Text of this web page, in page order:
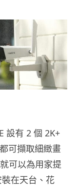
設有 2 個 2K+
可擷取細緻畫
可以為用家提
在天台、花